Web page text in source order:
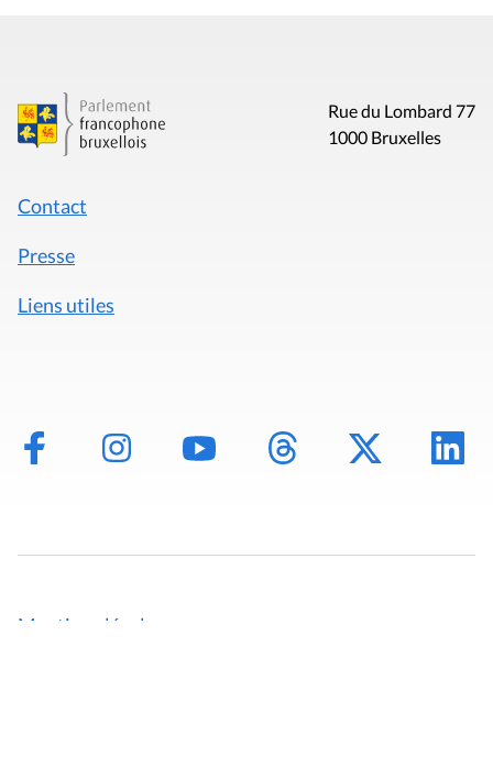
Rue du Lombard 77
1000 Bruxelles
Contact
Presse
Liens utiles
Mentions légales